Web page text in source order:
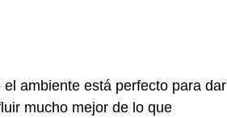
ambiente está perfecto para dar
mucho mejor de lo que